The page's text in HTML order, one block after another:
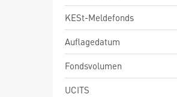
KESt-Meldefonds
Auflagedatum
Fondsvolumen
UCITS